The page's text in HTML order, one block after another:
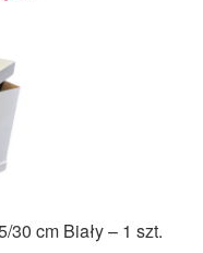
30 cm Biały – 1 szt.